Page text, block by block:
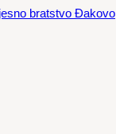
bratstvo Đakovo